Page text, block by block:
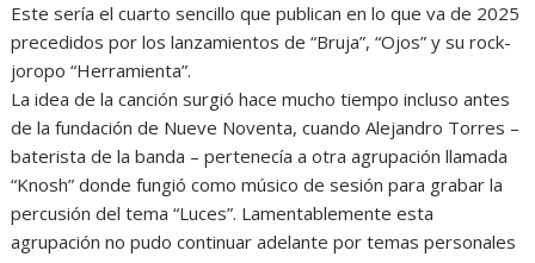
Este sería el cuarto sencillo que publican en lo que va de 2025
precedidos por los lanzamientos de “Bruja”, “Ojos” y su rock-
joropo “Herramienta”.
La idea de la canción surgió hace mucho tiempo incluso antes
de la fundación de Nueve Noventa, cuando Alejandro Torres –
baterista de la banda – pertenecía a otra agrupación llamada
“Knosh” donde fungió como músico de sesión para grabar la
percusión del tema “Luces”. Lamentablemente esta
agrupación no pudo continuar adelante por temas personales